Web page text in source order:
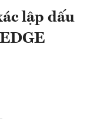
lập dấu